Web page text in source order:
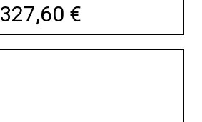
Prix
327,60 €